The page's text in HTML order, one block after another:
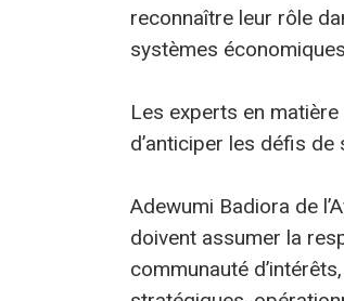
reconnaître leur rôle
systèmes
Les experts en
d’anticiper les défis
Adewumi Badiora de
doivent assumer la
communauté